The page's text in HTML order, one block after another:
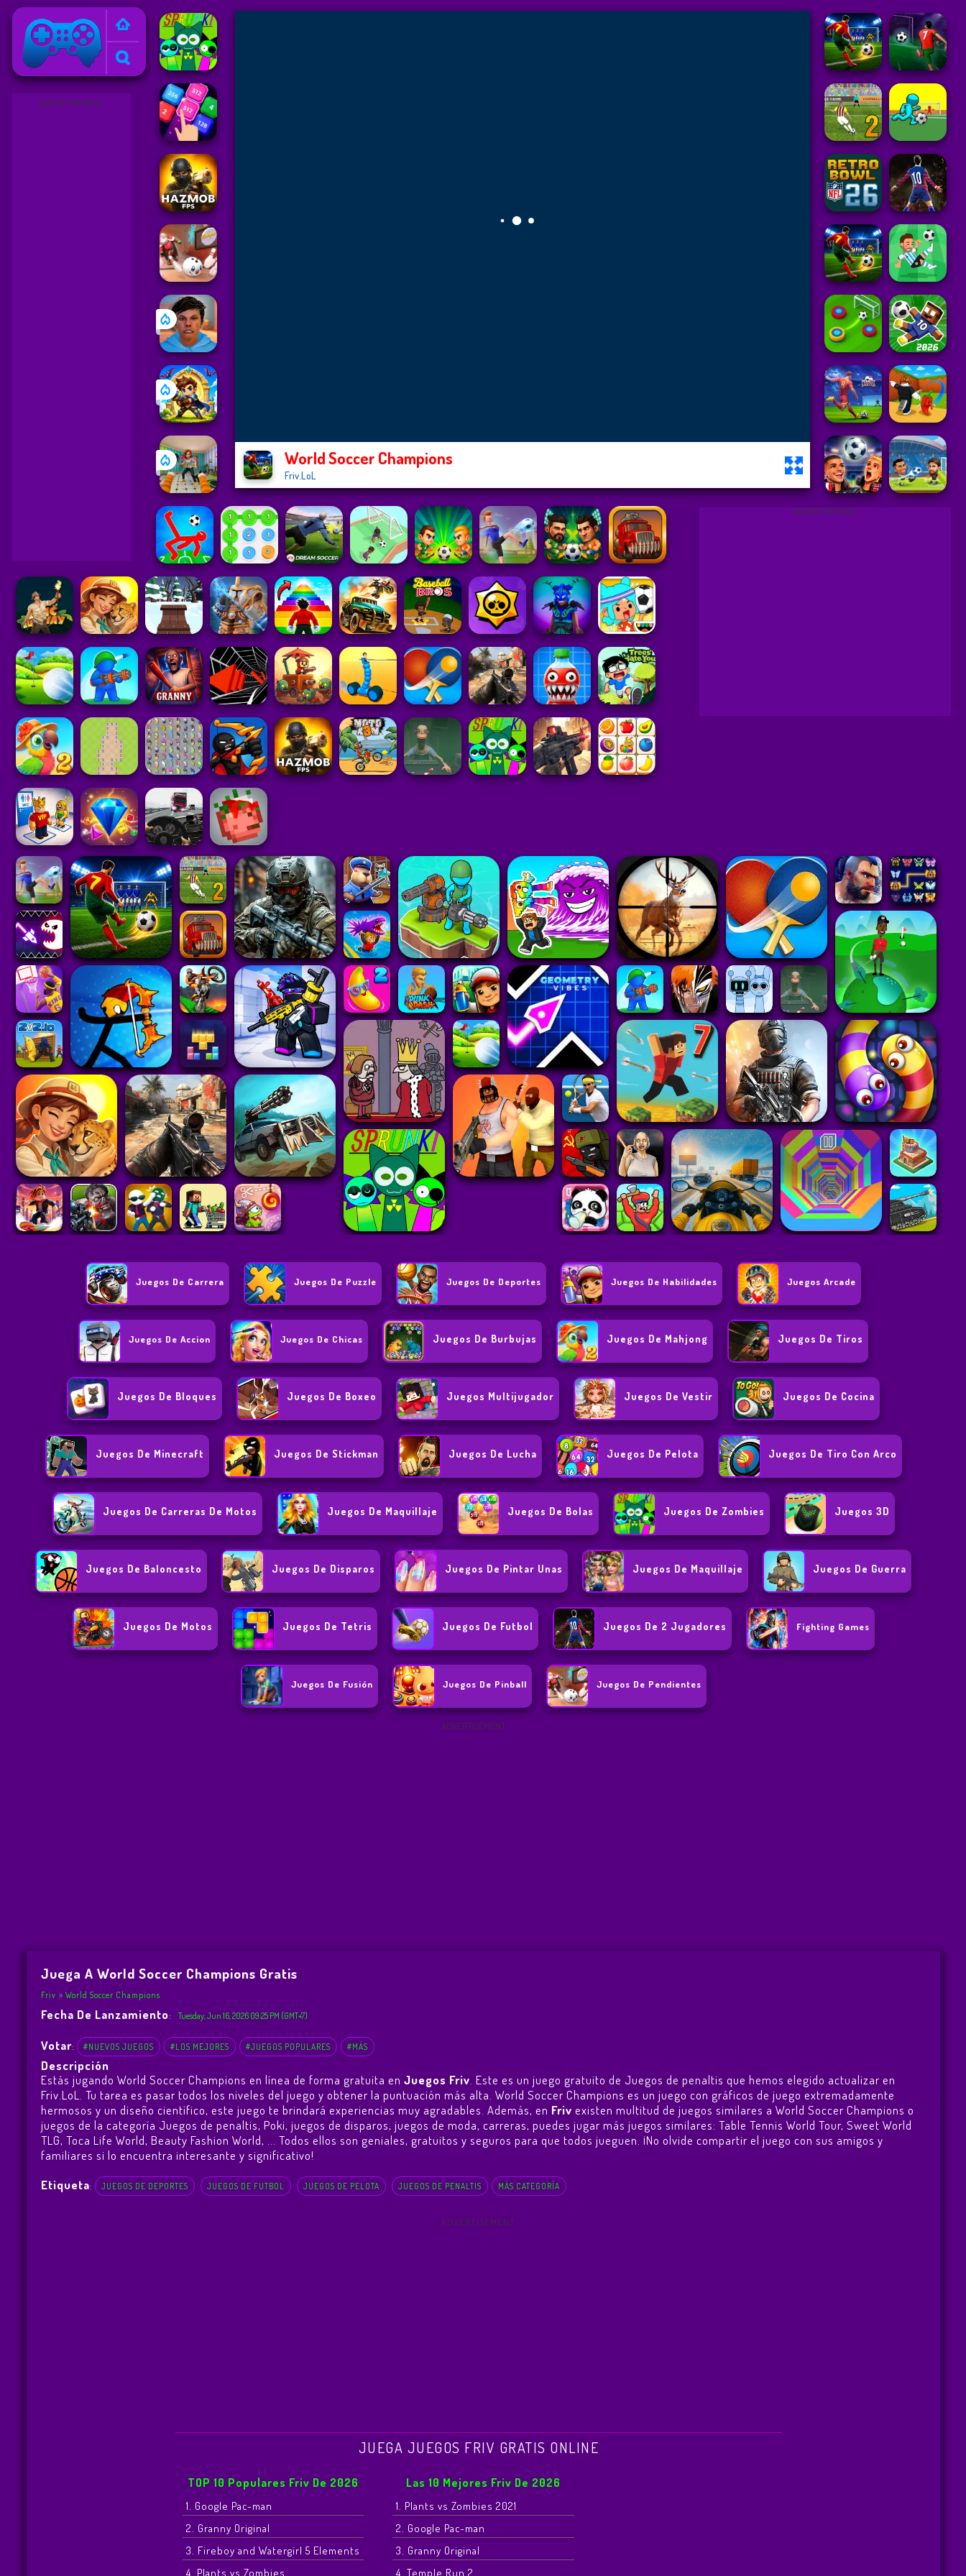
ADVERTISEMENT
World Soccer Champions
Friv.LoL
ADVERTISEMENT
Juegos De Carrera Juegos De Puzzle Juegos De Deportes Juegos De Habilidades Juegos Arcade
Juegos De Accion Juegos De Chicas Juegos De Burbujas Juegos De Mahjong Juegos De Tiros
Juegos De Bloques Juegos De Boxeo Juegos Multijugador Juegos De Vestir Juegos De Cocina
Juegos De Minecraft Juegos De Stickman Juegos De Lucha Juegos De Pelota Juegos De Tiro Con Arco
Juegos De Carreras De Motos Juegos De Maquillaje Juegos De Bolas Juegos De Zombies Juegos 3D
Juegos De Baloncesto Juegos De Disparos Juegos De Pintar Unas Juegos De Maquillaje Juegos De Guerra
Juegos De Motos Juegos De Tetris Juegos De Futbol Juegos De 2 Jugadores Fighting Games
Juegos De Fusión Juegos De Pinball Juegos De Pendientes
ADVERTISEMENT
Juega A World Soccer Champions Gratis
Friv World Soccer Champions
Fecha De Lanzamiento: Tuesday, Jun 16, 2026 09:25 PM (GMT+7)
Votar: #NUEVOS JUEGOS #LOS MEJORES #JUEGOS POPULARES #MÁS
Descripción
Estás jugando World Soccer Champions en línea de forma gratuita en Juegos Friv . Este es un juego gratuito de Juegos de penaltis que hemos elegido actualizar en
Friv.LoL. Tu tarea es pasar todos los niveles del juego y obtener la puntuación más alta. World Soccer Champions es un juego con gráficos de juego extremadamente
hermosos y un diseño científico, este juego te brindará experiencias muy agradables. Además, en Friv existen multitud de juegos similares a World Soccer Champions o
juegos de la categoría Juegos de penaltis, Poki, juegos de disparos, juegos de moda, carreras, puedes jugar más juegos similares: Table Tennis World Tour, Sweet World
TLG, Toca Life World, Beauty Fashion World, ... Todos ellos son geniales, gratuitos y seguros para que todos jueguen. ¡No olvide compartir el juego con sus amigos y
familiares si lo encuentra interesante y significativo!
Etiqueta: JUEGOS DE DEPORTES JUEGOS DE FUTBOL JUEGOS DE PELOTA JUEGOS DE PENALTIS MÁS CATEGORÍA
ADVERTISEMENT
JUEGA JUEGOS FRIV GRATIS ONLINE
TOP 10 Populares Friv De 2026
1. Google Pac-man
2. Granny Original
3. Fireboy and Watergirl 5 Elements
4. Plants vs Zombies
Las 10 Mejores Friv De 2026
1. Plants vs Zombies 2021
2. Google Pac-man
3. Granny Original
4. Temple Run 2